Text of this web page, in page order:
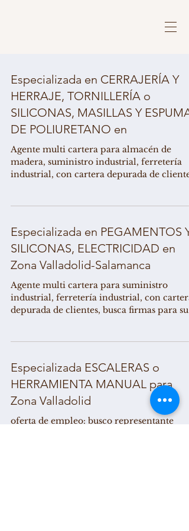
Especializada en CERRAJERÍA Y
HERRAJE, TORNILLERÍA o
SILICONAS, MASILLAS Y
DE POLIURETANO en
Agente multi cartera para almacén de
madera, suministro industrial, ferretería
industrial, con cartera depurada de
Especializada en PEGAMENTOS Y
SILICONAS, ELECTRICIDAD en
Zona Valladolid-Salamanca
Agente multi cartera para suministro
industrial, ferretería industrial, con cartera
depurada de clientes, busca firmas para
Especializada ESCALERAS o
HERRAMIENTA MANUAL para
Zona Valladolid
oferta de empleo: busco representante